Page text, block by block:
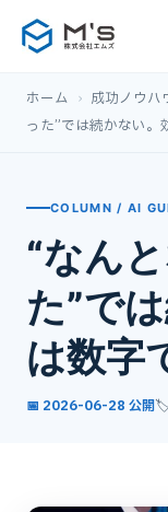
ホーム › 成功ノウハ
った”では続かない。
COLUMN / AI
“なん
た”で
は数字
📅 2026-06-28 公開🏷️